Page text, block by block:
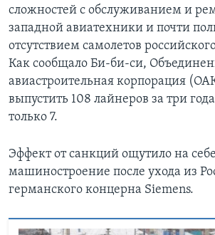
сложностей с обслуживанием и
западной авиатехники и почти
отсутствием самолетов
Как сообщало Би-би-си,
авиастроительная корпорация
выпустить 108 лайнеров за три
только 7.
Эффект от санкций ощутило на
машиностроение после ухода из
германского концерна Siemens.